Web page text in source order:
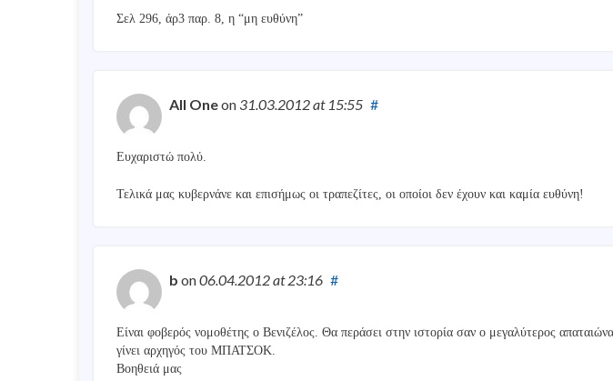
Σελ 296, άρ3 παρ. 8, η “μη ευθύνη”
All Oneon 31.03.2012at 15:55 #
Ευχαριστώ πολύ.
Τελικά μας κυβερνάνε και επισήμως οι τραπεζίτες, οι οποίοι δεν έχουν και καμία ευθύνη!
b on06.04.2012at 23:16 #
Είναι φοβερός νομοθέτης ο Βενιζέλος. Θα περάσει στην ιστορία σαν ο μεγαλύτερος
γίνει αρχηγός του ΜΠΑΤΣΟΚ.
Βοηθειά μας